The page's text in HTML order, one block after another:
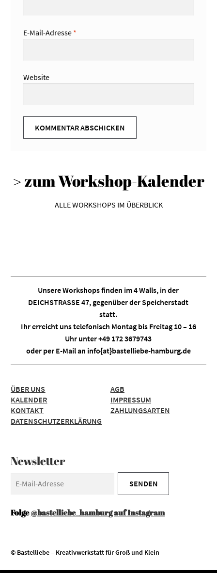
E-Mail-Adresse *
Website
> zum Workshop-Kalender
ALLE WORKSHOPS IM ÜBERBLICK
Unsere Workshops finden im4 Walls, in der
DEICHSTRASSE 47, gegenüber der Speicherstadt
statt.
Ihr erreicht uns telefonisch Montag bis Freitag 10 – 16
Uhr unter +49 172 3679743
oder per E-Mail an info{at}bastelliebe-hamburg.de
ÜBER UNS
KALENDER
KONTAKT
DATENSCHUTZERKLÄRUNG
AGB
IMPRESSUM
ZAHLUNGSARTEN
Newsletter
Folge@bastelliebe_hamburg auf Instagram
© Bastelliebe – Kreativwerkstatt für Groß und Klein